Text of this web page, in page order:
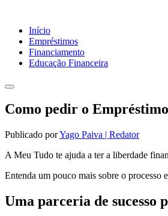
Início
Empréstimos
Financiamento
Educação Financeira
Como pedir o
Publicado porYago Paiva | Redator
A Meu Tudo te ajuda a ter a liberdade
Entenda um pouco mais sobre o processo
Uma parceria de sucesso